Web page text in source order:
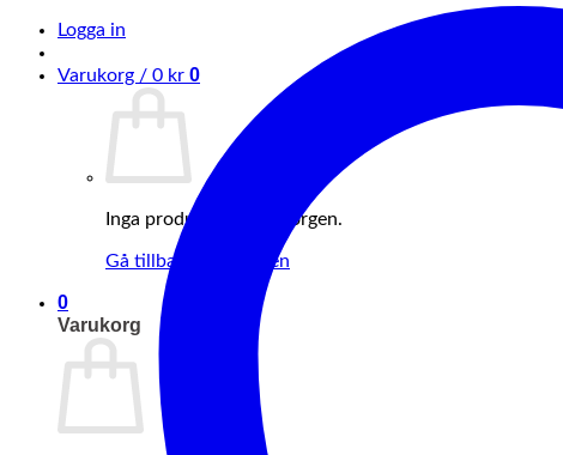
Logga in
Varukorg / 0 kr 0
Inga produkter i varukorgen.
Gå tillbaka till butiken
0
Varukorg